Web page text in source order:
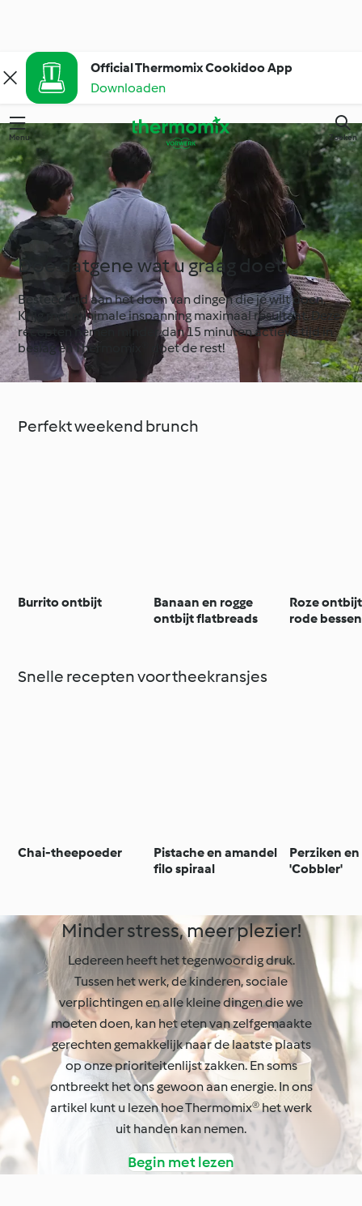
Official Thermomix Cookidoo App
Downloaden
Menu Zoeken
Doe datgene wat u graag doet
Besteed tijd aan het doen van dingen die je wilt doen.
Krijg met minimale inspanning maximaal resultaat. Deze
recepten nemen minder dan 15 minuten actieve tijd in
beslag en Thermomix® doet de rest!
Perfekt weekend brunch
Burrito ontbijt
Banaan en rogge
ontbijt flatbreads
Roze
rode bessen
Snelle recepten voor theekransjes
Chai-theepoeder
Pistache en amandel
filo spiraal
Perziken
'Cobbler'
Minder stress, meer plezier!
Ledereen heeft het tegenwoordig druk.
Tussen het werk, de kinderen, sociale
verplichtingen en alle kleine dingen die we
moeten doen, kan het eten van zelfgemaakte
gerechten gemakkelijk naar de laatste plaats
op onze prioriteitenlijst zakken. En soms
ontbreekt het ons gewoon aan energie. In ons
artikel kunt u lezen hoe Thermomix® het werk
uit handen kan nemen.
Begin met lezen